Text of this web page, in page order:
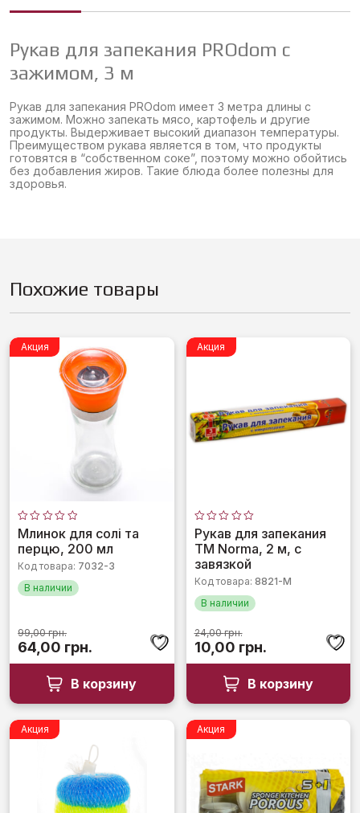
Рукав для запекания PROdom с
зажимом, 3 м
Рукав для запекания PROdom имеет 3 метра длины с
зажимом. Можно запекать мясо, картофель и другие
продукты. Выдерживает высокий диапазон температуры.
Преимуществом рукава является в том, что продукты
готовятся в “собственном соке”, поэтому можно обойтись
без добавления жиров. Такие блюда более полезны для
здоровья.
Похожие товары
Акция
Оценка
0
из
Млинок для солі та
перцю, 200 мл
Код товара: 7032-3
В наличии
99,00грн.
Первоначальная
цена
составляла
99,00 грн..
64,00 грн. Текущая
цена:
64,00 грн..
В корзину
Акция
Оценка
0
из
Рукав для запекания
TM Norma, 2 м, с
завязкой
Код товара: 8821-М
В наличии
24,00грн.
Первоначальная
цена
составляла
24,00 грн..
10,00 грн.Текущая
цена:
10,00 грн..
В корзину
Акция Акция